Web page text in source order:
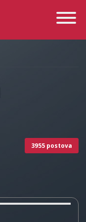
Toggle
3955 postova